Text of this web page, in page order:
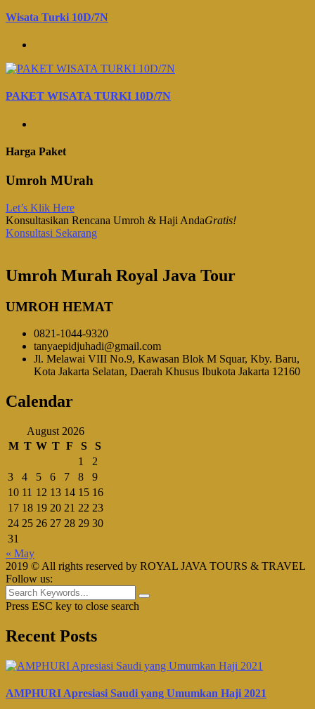
Wisata Turki 10D/7N
PAKET WISATA TURKI 10D/7N
Harga Paket
Umroh MUrah
Let’s Klik Here
Konsultasikan Rencana Umroh & Haji AndaGratis!
Konsultasi Sekarang
Umroh Murah Royal Java Tour
UMROH HEMAT
0821-1044-9320
tanyaepidjuhadi@gmail.com
Jl. Melawai VIII No.9, Kawasan Blok M Squar, Kby. Baru,
Kota Jakarta Selatan, Daerah Khusus Ibukota Jakarta 12160
Calendar
August 2026
M T W T F S
S
1
2
3
4 5 6 7 8
9
10 11 12 13 14 15 16
17 18 19 20 21 22 23
24 25 26 27 28 29 30
31
« May
2019 © All rights reserved by ROYAL JAVA TOURS & TRAVEL
Follow us:
Press ESC key to close search
Recent Posts
AMPHURI Apresiasi Saudi yang Umumkan Haji 2021